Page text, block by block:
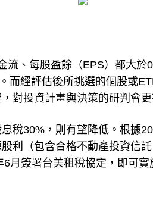
、每股盈餘（EPS）都大於
而經評估後所挑選的個股或
對投資計畫與決策的研判會更
30%，則有望降低。根據
利（包含合格不動產投資信
月簽署台美租稅協定，即可